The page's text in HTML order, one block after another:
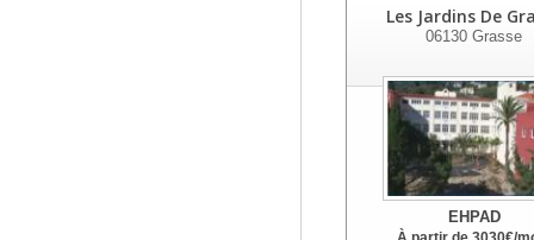
Les Jardins De
06130 Grasse
EHPAD